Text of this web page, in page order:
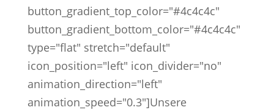
button_gradient_top_color="#4c4c4c"
button_gradient_bottom_color="#4c4c4c"
type="flat" stretch="default"
icon_position="left" icon_divider="no"
animation_direction="left"
animation_speed="0.3"]Unsere